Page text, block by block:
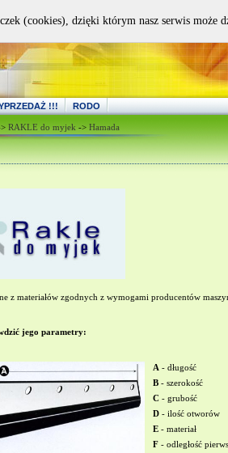
!!! RODO
RAKLE do myjek -> Hamada
z materiałów zgodnych z wymogami producentów
jego parametry:
A - długość
B - szerokość
C - grubość
D - ilość otworów
E - materiał
F - odległość
(cookies), dzięki którym nasz serwis może